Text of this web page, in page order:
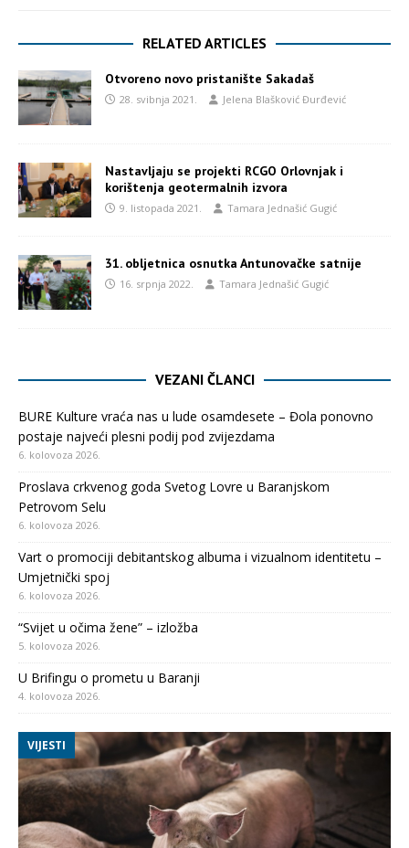
RELATED ARTICLES
Otvoreno novo pristanište Sakadaš
28. svibnja 2021. Jelena Blašković Đurđević
Nastavljaju se projekti RCGO Orlovnjak i
korištenja geotermalnih izvora
9. listopada 2021. Tamara Jednašić Gugić
31. obljetnica osnutka Antunovačke satnije
16. srpnja 2022. Tamara Jednašić Gugić
VEZANI ČLANCI
BURE Kulture vraća nas u lude osamdesete – Đola ponovno
postaje najveći plesni podij pod zvijezdama
6. kolovoza 2026.
Proslava crkvenog goda Svetog Lovre u Baranjskom
Petrovom Selu
6. kolovoza 2026.
Vart o promociji debitantskog albuma i vizualnom identitetu –
Umjetnički spoj
6. kolovoza 2026.
“Svijet u očima žene” – izložba
5. kolovoza 2026.
U Brifingu o prometu u Baranji
4. kolovoza 2026.
VIJESTI